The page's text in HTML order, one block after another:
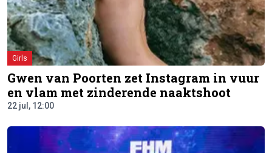
Girls
Gwen van Poorten zet Instagram in vuur
en vlam met zinderende naaktshoot
22 jul, 12:00